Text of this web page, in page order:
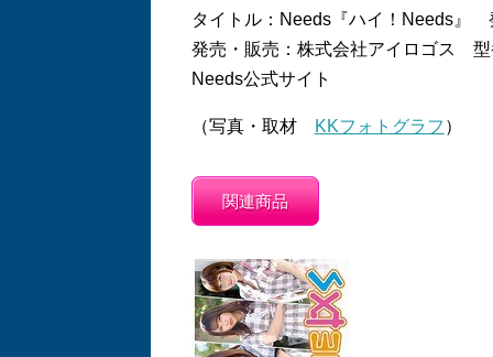
タイトル：Needs『ハイ！Needs』
発売・販売：株式会社アイロゴス 型
Needs公式サイト
（写真・取材 KKフォトグラフ ）
関連商品